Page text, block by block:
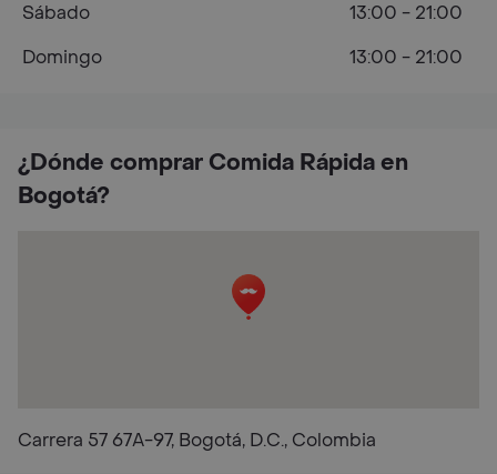
¿Dónde comprar Comida Rápida en
Bogotá?
Carrera 57 67A-97, Bogotá, D.C., Colombia
Sábado
13:00 - 21:00
Domingo
13:00 - 21:00